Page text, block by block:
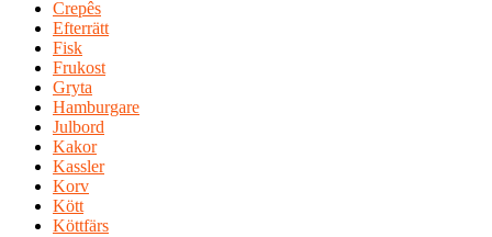
Crepês
Efterrätt
Fisk
Frukost
Gryta
Hamburgare
Julbord
Kakor
Kassler
Korv
Kött
Köttfärs